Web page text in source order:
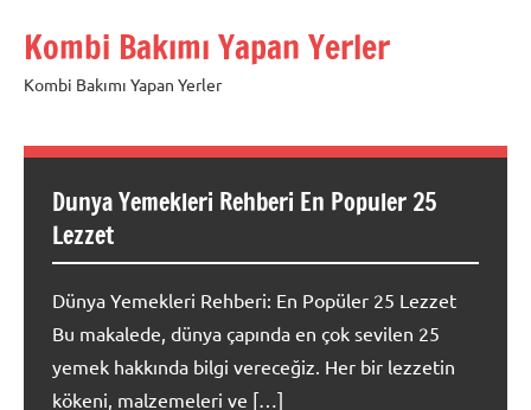
Kombi Bakımı Yapan Yerler
Kombi Bakımı Yapan Yerler
Dunya Yemekleri Rehberi En Populer 25
Lezzet
Dünya Yemekleri Rehberi: En Popüler 25 Lezzet
Bu makalede, dünya çapında en çok sevilen 25
yemek hakkında bilgi vereceğiz. Her bir lezzetin
kökeni, malzemeleri ve […]